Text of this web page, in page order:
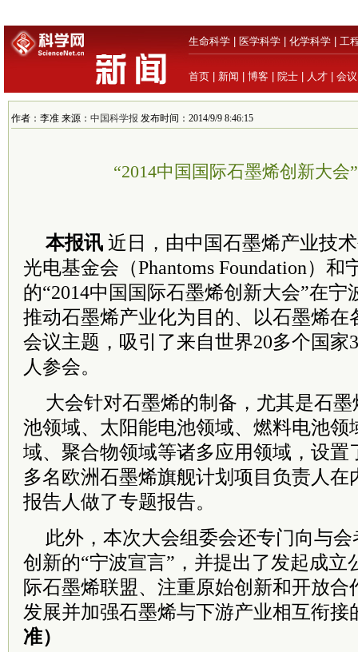
生命科学 医学科学 化学科学 工
首页 新闻 博客 院士 人才 会议
作者：李准 来源： 中国科学报 发布时间：2014/9/9 8:46:15
“2014中国国际石墨烯创新大会
本报讯 近日，由中国石墨烯产业技
光电基金会（Phantoms Foundation）
的“2014中国国际石墨烯创新大会”在
推动石墨烯产业化为目的、以石墨烯在
会议主题，吸引了来自世界20多个国家
人参会。
大会针对石墨烯的制备，尤其是石
池领域、太阳能电池领域、燃料电池领
域、聚合物领域等诸多应用领域，设置
多名欧洲石墨烯旗舰计划项目负责人在
报告人做了专题报告。
此外，本次大会组委会还专门向与
创新的“宁波宣言”，并提出了发起成立
际石墨烯联盟、注重原始创新和开放合
发展并加强石墨烯与下游产业相互衔接
准）